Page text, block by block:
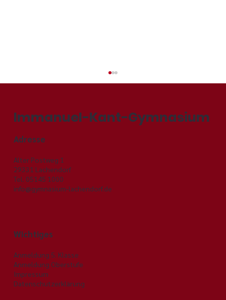
Immanuel-Kant-Gymnasium
Adresse
Alter Postweg 1
29331 Lachendorf
Tel. 05145 1000
info@gymnasium-lachendorf.de
Wichtiges
Anmeldung 5. Klasse
Anmeldung Oberstufe
Impressum
Datenschutzerklärung